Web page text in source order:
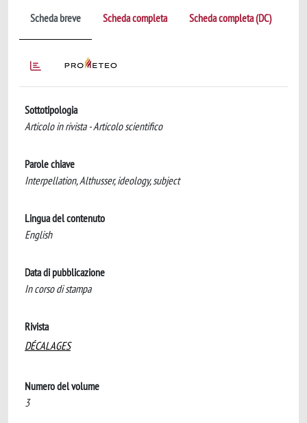
Scheda breve Scheda completa Scheda completa (DC)
Sottotipologia
Articolo in rivista - Articolo scientifico
Parole chiave
Interpellation, Althusser, ideology, subject
Lingua del contenuto
English
Data di pubblicazione
In corso di stampa
Rivista
DÉCALAGES
Numero del volume
3